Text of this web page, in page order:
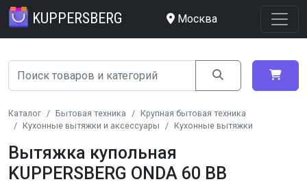
KUPPERSBERG Москва
Каталог Бытовая техника
Крупная бытовая техника
Кухонные вытяжки и аксессуары
Кухонные вытяжки
Вытяжка купольная
KUPPERSBERG ONDA 60 BB